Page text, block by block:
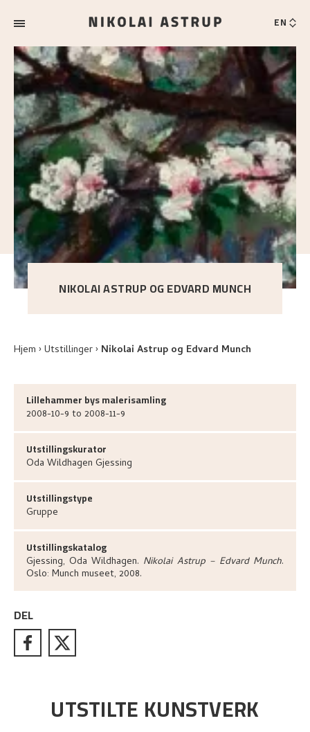
EN
NIKOLAI ASTRUP OG EDVARD MUNCH
Hjem Utstillinger Nikolai Astrup og Edvard Munch
Lillehammer bys malerisamling
2008-10-9 to 2008-11-9
Utstillingskurator
Oda Wildhagen Gjessing
Utstillingstype
Gruppe
Utstillingskatalog
Gjessing, Oda Wildhagen. Nikolai Astrup – Edvard Munch.
Oslo: Munch museet, 2008.
DEL
UTSTILTE KUNSTVERK